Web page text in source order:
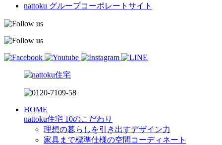
nattoku グループコーポレートサイト
HOME
nattoku住宅 10のこだわり
理想の暮らしを引き出すデザイン力
家具まで標準仕様の空間コーディネート